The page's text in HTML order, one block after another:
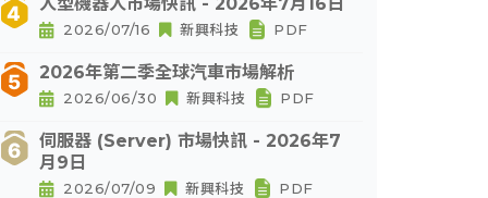
2026/07/16 新興科技 PDF
2026年第二季全球汽車市場解析
2026/06/30 新興科技 PDF
伺服器 (Server) 市場快訊 - 2026年7
月9日
2026/07/09 新興科技 PDF